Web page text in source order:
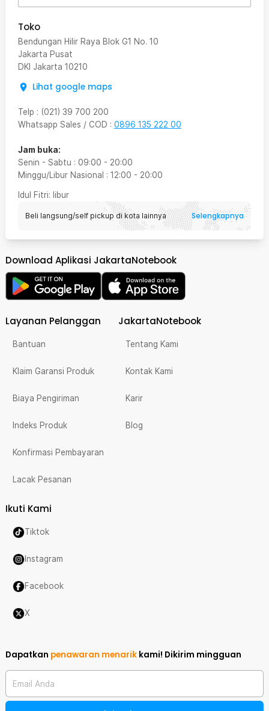
Toko
Bendungan Hilir Raya Blok G1 No. 10
Jakarta Pusat
DKI Jakarta 10210
Lihat google maps
Telp : (021) 39 700 200
Whatsapp Sales / COD : 0896 135 222 00
Jam buka:
Senin - Sabtu : 09:00 - 20:00
Minggu/Libur Nasional : 12:00 - 20:00
Idul Fitri: libur
Beli langsung/self pickup di kota lainnya Selengkapnya
Download Aplikasi JakartaNotebook
Layanan Pelanggan
Bantuan
Klaim Garansi Produk
Biaya Pengiriman
Indeks Produk
Konfirmasi Pembayaran
Lacak Pesanan
JakartaNotebook
Tentang Kami
Kontak Kami
Karir
Blog
Ikuti Kami
Tiktok
Instagram
Facebook
X
Dapatkan penawaran menarik kami! Dikirim mingguan
Email Anda